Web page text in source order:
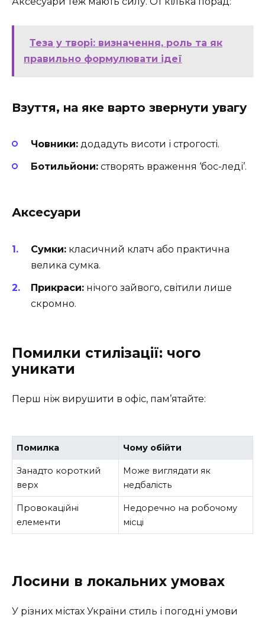
Теза у творі: визначення, роль та як
правильно формулювати ідеї
Взуття, на яке варто звернути увагу
Човники: додадуть висоти і строгості.
Ботильйони: створять враження ‘бос-леді’.
Аксесуари
Сумки: класичний клатч або практична
велика сумка.
Прикраси: нічого зайвого, світили лише
скромно.
Помилки стилізації: чого
уникати
Перш ніж вирушити в офіс, пам’ятайте:
Помилка Чому обійти
Занадто короткий
верх
Може виглядати як
недбалість
Провокаційні
елементи
Недоречно на робочому
місці
Лосини в локальних умовах
У різних містах України стиль і погодні умови